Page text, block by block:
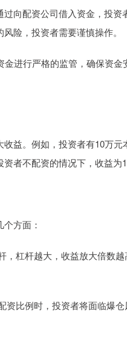
向配资公司借入资金，投
险，投资者需要谨慎操作。
进行严格的监管，确保资
益。例如，投资者有10万
者不配资的情况下，收益为
方面：
，杠杆越大，收益放大倍数
资比例时，投资者将面临爆